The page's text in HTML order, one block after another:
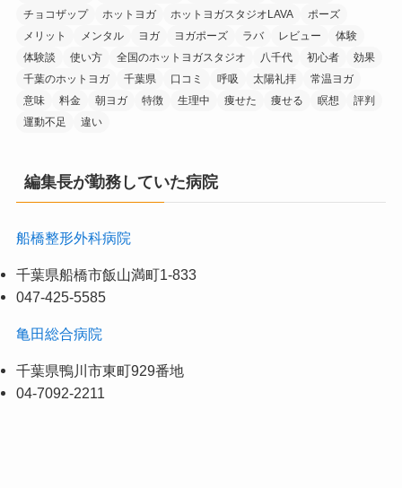
チョコザップ
ホットヨガ ホットヨガスタジオLAVA
ポーズ
メリット
メンタル ヨガ ヨガポーズ ラバ レビュー
体験
体験談
使い方 全国のホットヨガスタジオ 八千代 初心者
効果
千葉のホットヨガ
千葉県 口コミ 呼吸 太陽礼拝
常温ヨガ
意味
料金 朝ヨガ 特徴 生理中 痩せた 痩せる 瞑想
評判
運動不足
違い
編集長が勤務していた病院
船橋整形外科病院
千葉県船橋市飯山満町1-833
047-425-5585
亀田総合病院
千葉県鴨川市東町929番地
04-7092-2211